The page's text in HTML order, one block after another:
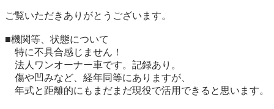
ご覧いただきありがとうございます。
■機関等、状態について
特に不具合感じません！
法人ワンオーナー車です。記録あり。
傷や凹みなど、経年同等にありますが、
年式と距離的にもまだまだ現役で活用できると思います。